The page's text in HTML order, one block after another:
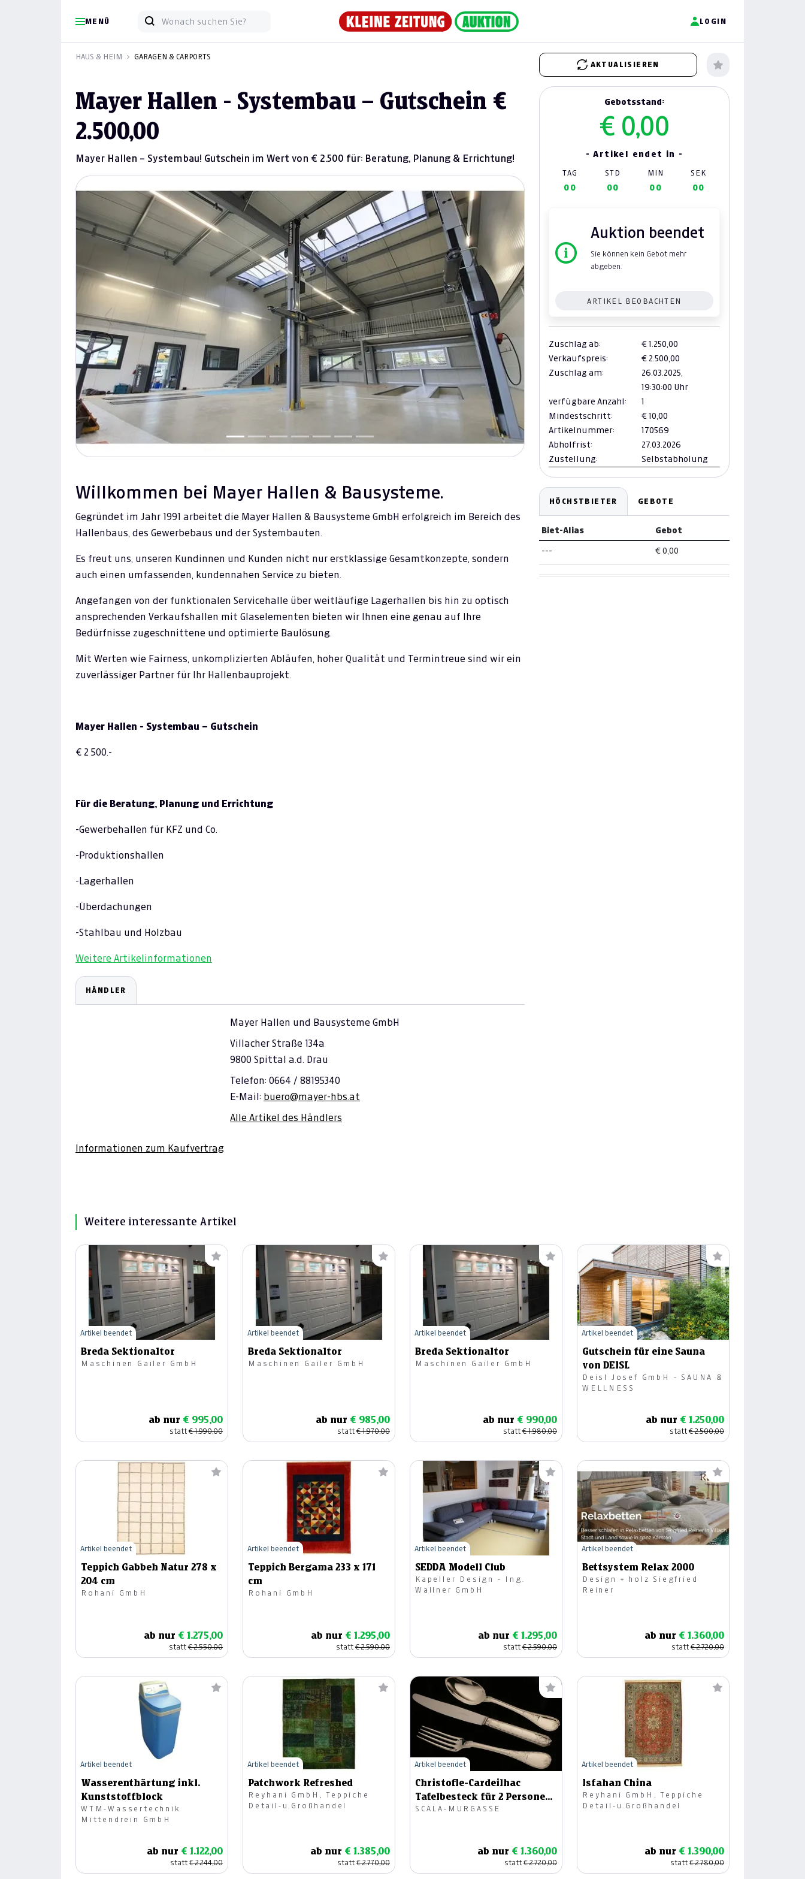
MENÜ LOGIN
HAUS & HEIM
GARAGEN & CARPORTS
AKTUALISIEREN
Mayer Hallen - Systembau – Gutschein €
2.500,00
Mayer Hallen – Systembau! Gutschein im Wert von € 2.500 für: Beratung, Planung & Errichtung!
Previous Next
Willkommen bei Mayer Hallen & Bausysteme.
Gegründet im Jahr 1991 arbeitet die Mayer Hallen & Bausysteme GmbH erfolgreich im Bereich des
Hallenbaus, des Gewerbebaus und der Systembauten.
Es freut uns, unseren Kundinnen und Kunden nicht nur erstklassige Gesamtkonzepte, sondern
auch einen umfassenden, kundennahen Service zu bieten.
Angefangen von der funktionalen Servicehalle über weitläufige Lagerhallen bis hin zu optisch
ansprechenden Verkaufshallen mit Glaselementen bieten wir Ihnen eine genau auf Ihre
Bedürfnisse zugeschnittene und optimierte Baulösung.
Mit Werten wie Fairness, unkomplizierten Abläufen, hoher Qualität und Termintreue sind wir ein
zuverlässiger Partner für Ihr Hallenbauprojekt.
Mayer Hallen - Systembau – Gutschein
€ 2 500.-
Für die Beratung, Planung und Errichtung
-Gewerbehallen für KFZ und Co.
-Produktionshallen
-Lagerhallen
-Überdachungen
-Stahlbau und Holzbau
Weitere Artikelinformationen
HÄNDLER
Mayer Hallen und Bausysteme GmbH
Villacher Straße 134a
9800 Spittal a.d. Drau
Telefon: 0664 / 88195340
E-Mail: buero@mayer-hbs.at
Alle Artikel des Händlers
Informationen zum Kaufvertrag
Gebotsstand:
€ 0,00
- Artikel endet in -
TAG STD MIN SEK
00 00 00 00
Auktion beendet
Sie können kein Gebot mehr
abgeben.
ARTIKEL BEOBACHTEN
Zuschlag ab:
€ 1.250,00
Verkaufspreis:
€ 2.500,00
Zuschlag am:
26.03.2025,
19:30:00 Uhr
verfügbare Anzahl:
1
Mindestschritt:
€ 10,00
Artikelnummer:
170569
Abholfrist:
27.03.2026
Zustellung:
Selbstabholung
HÖCHSTBIETER GEBOTE
Biet-Alias Gebot
--- € 0,00
Weitere interessante Artikel
Breda Sektionaltor
Maschinen Gailer GmbH
ab nur € 995,00
statt€ 1.990,00
Artikel beendet
Breda Sektionaltor
Maschinen Gailer GmbH
ab nur € 985,00
statt€ 1.970,00
Artikel beendet
Breda Sektionaltor
Maschinen Gailer GmbH
ab nur € 990,00
statt€ 1.980,00
Artikel beendet
Gutschein für eine Sauna
von DEISL
Deisl Josef GmbH - SAUNA &
WELLNESS
ab nur € 1.250,00
statt€ 2.500,00
Artikel beendet
Teppich Gabbeh Natur 278 x
204 cm
Rohani GmbH
ab nur € 1.275,00
statt€ 2.550,00
Artikel beendet
Teppich Bergama 233 x 171
cm
Rohani GmbH
ab nur € 1.295,00
statt€ 2.590,00
Artikel beendet
SEDDA Modell Club
Kapeller Design - Ing.
Wallner GmbH
ab nur € 1.295,00
statt€ 2.590,00
Artikel beendet
Bettsystem Relax 2000
Design + holz Siegfried
Reiner
ab nur € 1.360,00
statt€ 2.720,00
Artikel beendet
Wasserenthärtung inkl.
Kunststoffblock
WTM-Wassertechnik
Mittendrein GmbH
ab nur € 1.122,00
statt€ 2.244,00
Artikel beendet
Patchwork Refreshed
Reyhani GmbH, Teppiche
Detail-u.Großhandel
ab nur € 1.385,00
statt€ 2.770,00
Artikel beendet
Christofle-Cardeilhac
Tafelbesteck für 2 Personen,
Brienne
SCALA-MURGASSE
ab nur € 1.360,00
statt€ 2.720,00
Artikel beendet
Isfahan China
Reyhani GmbH, Teppiche
Detail-u.Großhandel
ab nur € 1.390,00
statt€ 2.780,00
Artikel beendet